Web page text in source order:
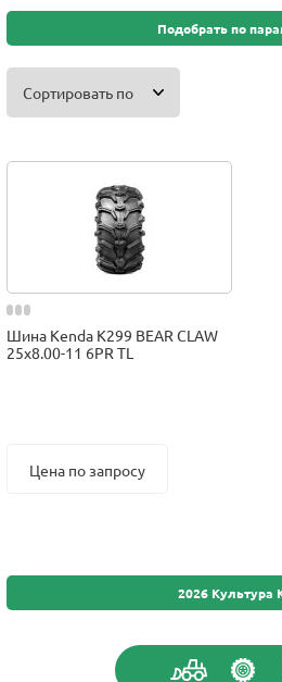
Подобрать по
Сортировать по
Шина Kenda K299 BEAR CLAW
25x8.00-11 6PR TL
Цена по запросу
2026 Культура